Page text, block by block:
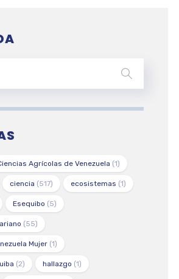
Agrícolas de Venezuela (1)
ciencia (517) ecosistemas (1)
Esequibo (5)
(55)
Mujer(1)
(2) hallazgo (1)